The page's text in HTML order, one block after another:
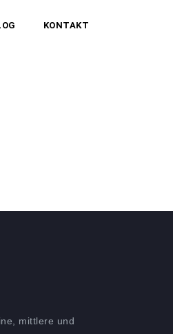
KONTAKT
mittlere und